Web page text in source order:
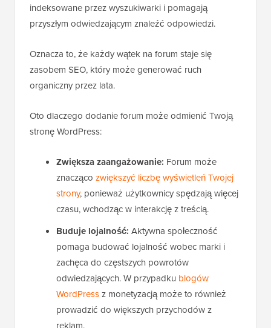
indeksowane przez wyszukiwarki i pomagają
przyszłym odwiedzającym znaleźć odpowiedzi.
Oznacza to, że każdy wątek na forum staje się
zasobem SEO, który może generować ruch
organiczny przez lata.
Oto dlaczego dodanie forum może odmienić Twoją
stronę WordPress:
Zwiększa zaangażowanie: Forum może
znacząco zwiększyć liczbę wyświetleń Twojej
strony, ponieważ użytkownicy spędzają więcej
czasu, wchodząc w interakcję z treścią.
Buduje lojalność: Aktywna społeczność
pomaga budować lojalność wobec marki i
zachęca do częstszych powrotów
odwiedzających. W przypadku blogów
WordPressz monetyzacją może to również
prowadzić do większych przychodów z